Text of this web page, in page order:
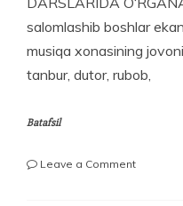
salomlashib boshlar
musiqa xonasining
tanbur, dutor, rubob,
Batafsil
Leave a Commenton